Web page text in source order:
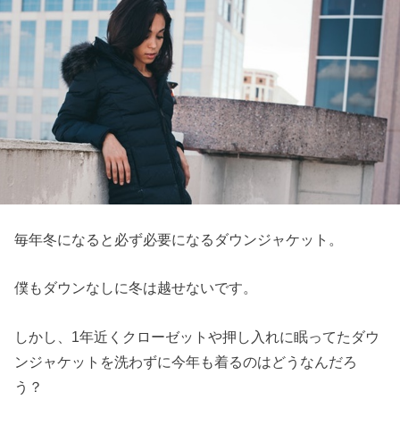
毎年冬になると必ず必要になるダウンジャケット。
僕もダウンなしに冬は越せないです。
しかし、1年近くクローゼットや押し入れに眠ってたダウ
ンジャケットを洗わずに今年も着るのはどうなんだろ
う？